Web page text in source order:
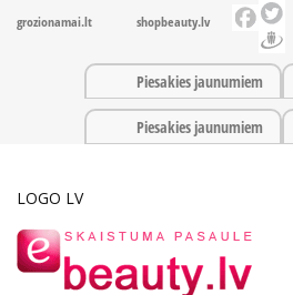
grozionamai.lt shopbeauty.lv
Piesakies jaunumiem
Piesakies jaunumiem
LOGO LV